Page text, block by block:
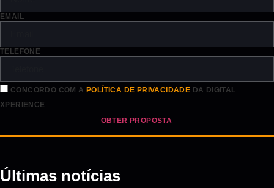
EMAIL
TELEFONE
CONCORDO COM APOLÍTICA DE PRIVACIDADE DA DIGITAL
XPERIENCE
OBTER PROPOSTA
Últimas notícias